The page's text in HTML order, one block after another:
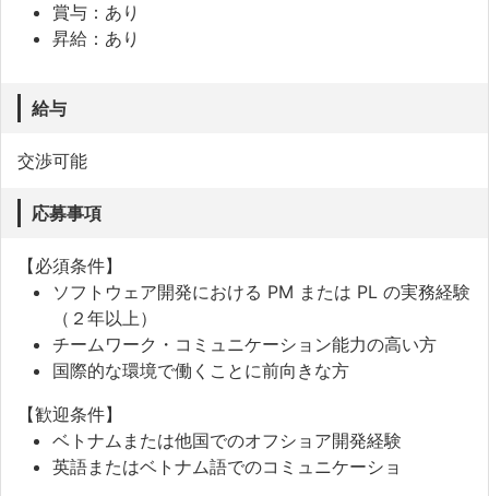
賞与：あり
昇給：あり
給与
交渉可能
応募事項
【必須条件】
ソフトウェア開発における PM または PL の実務経験
（２年以上）
チームワーク・コミュニケーション能力の高い方
国際的な環境で働くことに前向きな方
【歓迎条件】
ベトナムまたは他国でのオフショア開発経験
英語またはベトナム語でのコミュニケーショ